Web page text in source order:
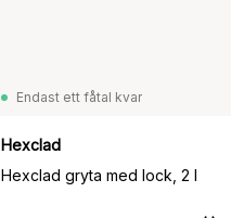
Endast ett fåtal kvar
Hexclad
Hexclad gryta med lock, 2 l